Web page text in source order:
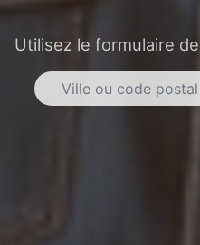
Utilisez le formulaire